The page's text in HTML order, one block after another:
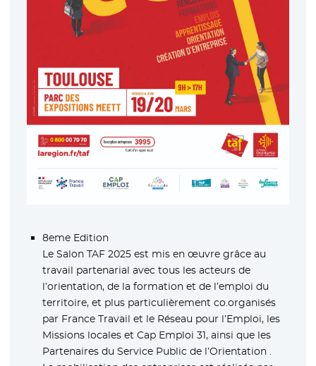
8eme Edition
Le Salon TAF 2025 est mis en œuvre grâce au
travail partenarial avec tous les acteurs de
l’orientation, de la formation et de l’emploi du
territoire, et plus particulièrement co.organisés
par France Travail et le Réseau pour l’Emploi, les
Missions locales et Cap Emploi 31, ainsi que les
Partenaires du Service Public de l’Orientation .